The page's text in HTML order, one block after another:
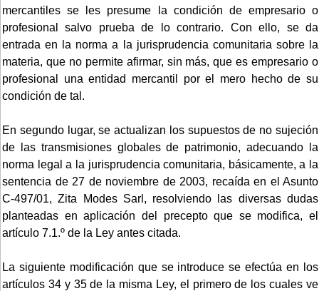
mercantiles se les presume la condición de empresario o
profesional salvo prueba de lo contrario. Con ello, se da
entrada en la norma a la jurisprudencia comunitaria sobre la
materia, que no permite afirmar, sin más, que es empresario o
profesional una entidad mercantil por el mero hecho de su
condición de tal.
En segundo lugar, se actualizan los supuestos de no sujeción
de las transmisiones globales de patrimonio, adecuando la
norma legal a la jurisprudencia comunitaria, básicamente, a la
sentencia de 27 de noviembre de 2003, recaída en el Asunto
C-497/01, Zita Modes Sarl, resolviendo las diversas dudas
planteadas en aplicación del precepto que se modifica, el
artículo 7.1.º de la Ley antes citada.
La siguiente modificación que se introduce se efectúa en los
artículos 34 y 35 de la misma Ley, el primero de los cuales ve